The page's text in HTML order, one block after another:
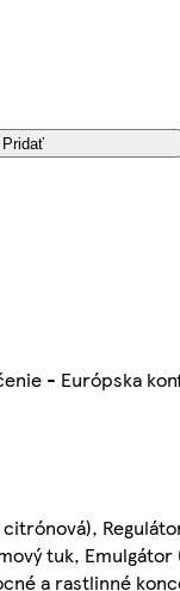
Pridať
- Európska
tuk,
a rastlinné